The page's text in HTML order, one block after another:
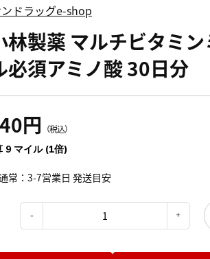
ドラッグe-shop
製薬 マルチビタミン
必須アミノ酸 30日分
円 （税込）
9 マイル (1倍)
常：3-7営業日 発送目安